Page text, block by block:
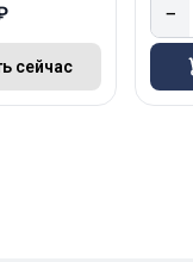
сейчас
−